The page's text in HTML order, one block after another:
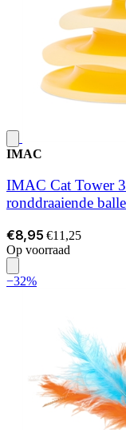
IMAC
IMAC Cat Tower 3
ronddraaiende
€8,95 €11,25
Op voorraad
−32%